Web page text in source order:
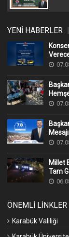
YENİ HABERLER
Mesajı
Millet
Tam
ÖNEMLİ LİNKLER
Karabük Valiliği